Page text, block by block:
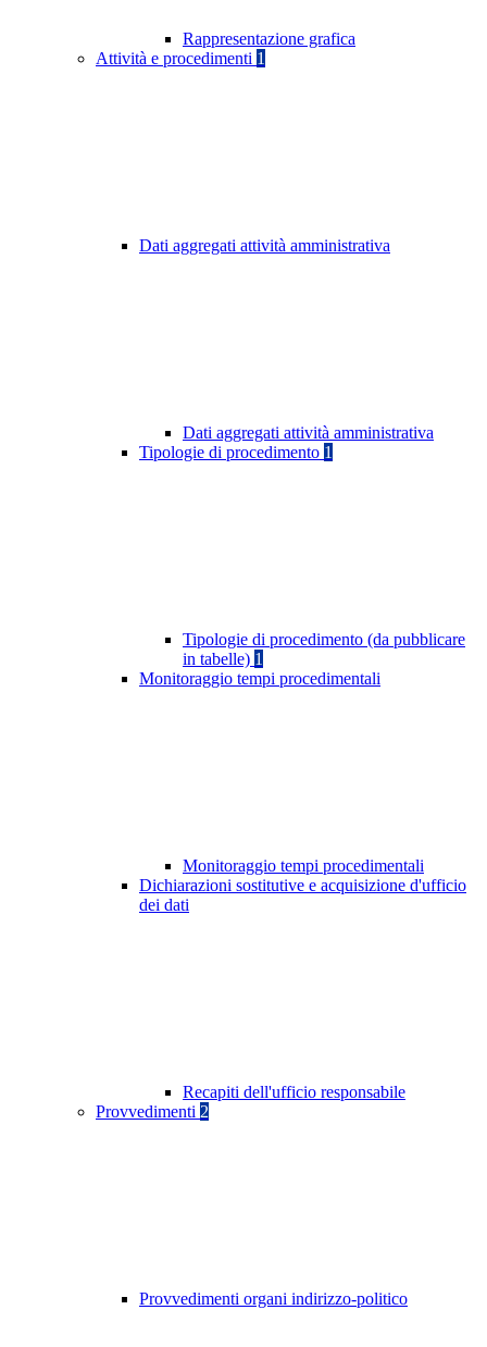
Rappresentazione grafica
Attività e procedimenti 1
Dati aggregati attività amministrativa
Dati aggregati attività amministrativa
Tipologie di procedimento 1
Tipologie di procedimento (da pubblicare
in tabelle) 1
Monitoraggio tempi procedimentali
Monitoraggio tempi procedimentali
Dichiarazioni sostitutive e acquisizione d'ufficio
dei dati
Recapiti dell'ufficio responsabile
Provvedimenti 2
Provvedimenti organi indirizzo-politico